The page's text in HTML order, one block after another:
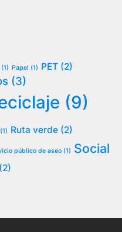
(1) Papel (1) PET (2)
(3)
(9)
(1) Ruta verde (2)
público de aseo (1) Social
(2)